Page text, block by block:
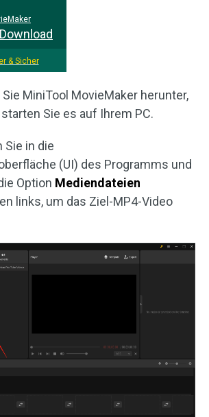
& Sicher
MiniTool MovieMaker herunter,
Sie es auf Ihrem PC.
Sie in die
(UI) des Programms und
Option Mediendateien
links, um das Ziel-MP4-Video